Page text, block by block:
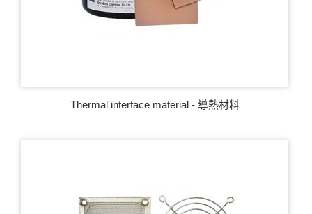
Thermal interface material - 導熱材料